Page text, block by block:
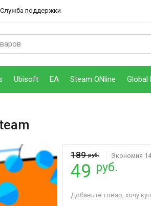
Служба поддержки
Ubisoft EA Steam ONline Global
189руб. Экономия
49 руб.
Добавьте товар, хочу